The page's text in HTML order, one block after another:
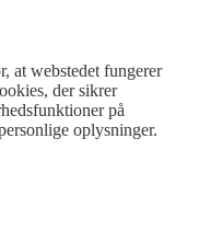
at webstedet fungerer
der sikrer
på
oplysninger.